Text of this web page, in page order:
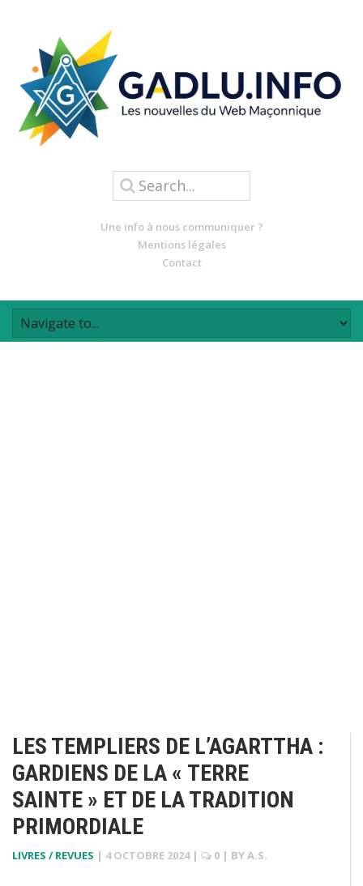
Une info à nous communiquer ?
Mentions légales
Contact
LES TEMPLIERS DE L’AGARTTHA :
GARDIENS DE LA « TERRE
SAINTE » ET DE LA TRADITION
PRIMORDIALE
LIVRES / REVUES | 4 OCTOBRE 2024 | 0 | BYA.S.